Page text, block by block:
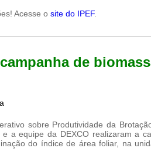
Acesse o site do IPEF.
de
sobre Produtividade da
a equipe da DEXCO realizaram a
do índice de área foliar, na